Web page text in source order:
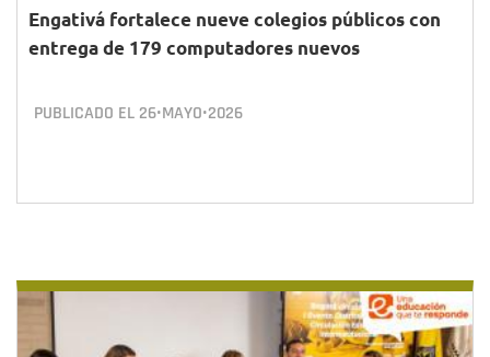
Engativá fortalece nueve colegios públicos con
entrega de 179 computadores nuevos
PUBLICADO EL 26•MAYO•2026